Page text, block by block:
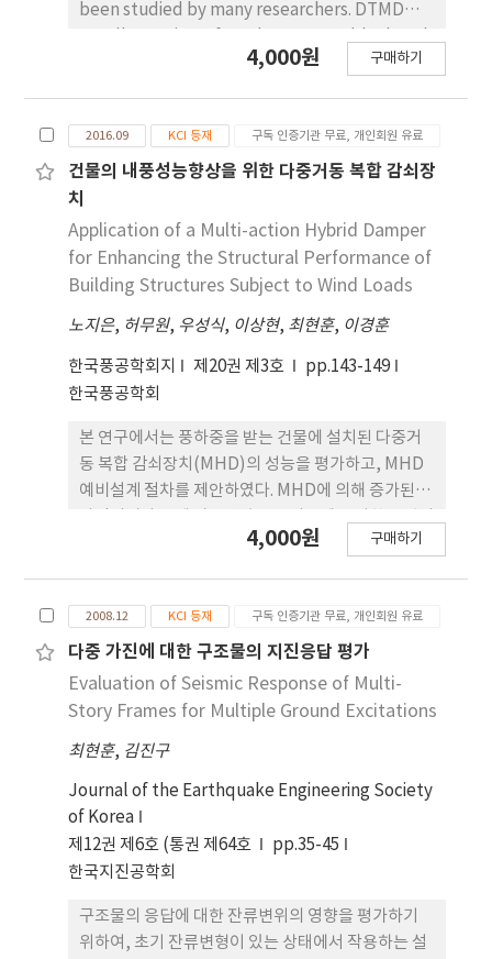
been studied by many researchers. DTMD
one smaller mass block. In this study, DTMD
assess the efficiency of the proposed
method, numerical analysis for the simplified
vertical pump model with single and double
TMDs was carried out. It was also
investigated that the effects of optimal TMD
parameters such as frequency ratio and
damping ratio on dynamic responses of the
main structure. According to analysis results,
DTMD are more effective to control the
vibration of the vertical pump and show good
robustness to the change in the stiffness of
TMD.
4,000원 구매하기
2016.09 KCI 등재 구독 인증기관 무료, 개인회원 유료
건물의 내풍성능향상을 위한 다중거동 복합 감쇠장
치
Application of a Multi-action Hybrid Damper
for Enhancing the Structural Performance of
Building Structures Subject to Wind Loads
노지은, 허무원, 우성식, 이상현, 최현훈, 이경훈
한국풍공학회지 제20권 제3호
pp.143-149
한국풍공학회
본 연구에서는 풍하중을 받는 건물에 설치된 다중거
동 복합 감쇠장치(MHD)의 성능을 평가하고, MHD
예비설계 절차를 제안하였다. MHD에 의해 증가된 등
감계수를 예상한 후, 풍하중 스펙트럼에 의해 생성된
위 및 층간변위 평균 응답 감소율은 각각 0.585 및
0.525로, 이는 제안한 예비설계과정에서 추정된 응답
감소계수 0.6과 거의 동일한 수치임을 확인하였다. 이
로부터 제안된 방법을 사용하여 MHD의 제어효과를
4,000원 구매하기
2008.12 KCI 등재 구독 인증기관 무료, 개인회원 유료
다중 가진에 대한 구조물의 지진응답 평가
Evaluation of Seismic Response of Multi-
Story Frames for Multiple Ground Excitations
최현훈, 김진구
Journal of the Earthquake Engineering Society
of Korea
제12권 제6호 (통권 제64호
pp.35-45
한국지진공학회
구조물의 응답에 대한 잔류변위의 영향을 평가하기
위하여, 초기 잔류변형이 있는 상태에서 작용하는 설